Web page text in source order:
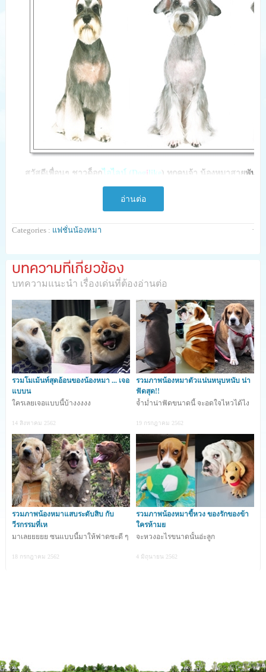
สวัสดีเพื่อนๆ ชาวด็อกไอไลน์ (Dogilike) ทุกคนจ้า น้องหมาสายพันธุ์
พันธุ์ที่มีใบหน้าดูน่าเกรงขาแต่อุปนิสัยตรงกันข้าม ชเนาเซอร์เป็นสุนัขที่
เลยไม่แปลกใจที่เจ้าของชเนาเซอร์จะรักและเอ็นดูเป็นพิเศษ
วันนี้ปุ๋ยเลยรวมทรงขนน่ารักๆ ของน้องหมาสายพันธุ์ชเนาเซอร์มาฝ
พวกเค้าจะตัดทรงอะไรบ้างนะมาดูพร้อมกันเลยจ้า
อ่านต่อ
Categories : แฟชั่นน้องหมา ·
บทความที่เกี่ยวข้อง
บทความแนะนำ เรื่องเด่นที่ต้องอ่านต่อ
รวมโมเม้นท์สุดอ้อนของน้องหมา ... เจอ
แบบน
ใครเลยเจอแบบนี้บ้างงงงง
14 สิงหาคม 2562
รวมภาพน้องหมาตัวแน่นหนุบหนับ น่า
ฟัดสุด!!
จ้ำม่ำน่าฟัดขนาดนี้ จะอดใจไหวได้ไง
19 กรกฎาคม 2562
รวมภาพน้องหมาแสบระดับสิบ กับ
วีรกรรมที่เห
มาเลยยยยย ซนแบบนี้มาให้ฟาดซะดี ๆ
18 กรกฎาคม 2562
รวมภาพน้องหมาขี้หวง ของรักของข้า
ใครห้ามย
จะหวงอะไรขนาดนั้นอ่ะลูก
4 มิถุนายน 2562